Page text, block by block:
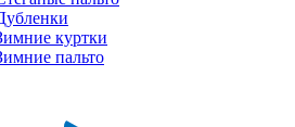
куртки
пальто